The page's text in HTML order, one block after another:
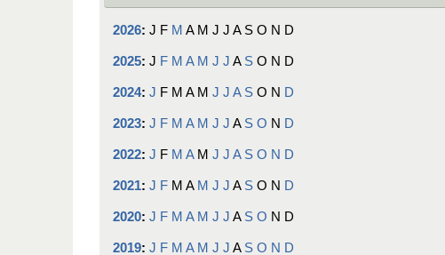
2026: J F M A M J J A S O N D
2025: J F M A M J J A S O N D
2024: J F M A M J J A S O N D
2023: J F M A M J J A S O N D
2022: J F M A M J J A S O N D
2021: J F M A M J J A S O N D
2020: J F M A M J J A S O N D
2019: J F M A M J J A S O N D